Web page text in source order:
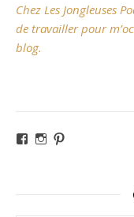
Chez Les Jongleuses
de travailler pour
blog.
Voir le profil de
Voir le profil